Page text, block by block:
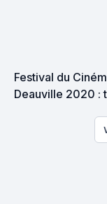
Festival du
Deauville 2020 :